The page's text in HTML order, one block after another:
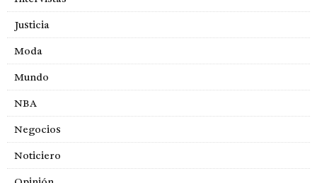
Justicia
Moda
Mundo
NBA
Negocios
Noticiero